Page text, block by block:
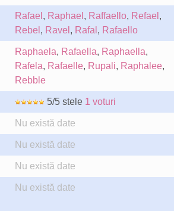
Rafael , Raphael , Raffaello, Refael ,
Rebel , Ravel , Rafal , Rafaello
Raphaela, Rafaella, Raphaella,
Rafela, Rafaelle, Rupali, Raphalee,
Rebble
5/5 stele 1 voturi
Nu există date
Nu există date
Nu există date
Nu există date